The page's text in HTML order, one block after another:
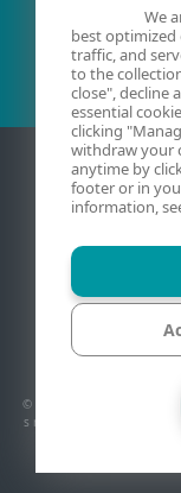
プライバシー
© 1992 - 2026 ESET, spol. s
s r.o.またはESET North
We
best optimized
traffic, and
to the
close", decline
essential
clicking
withdraw your
anytime by
footer or in
information,